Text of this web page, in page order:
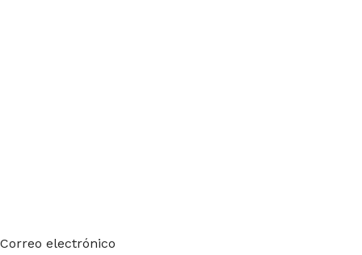
Correo electrónico